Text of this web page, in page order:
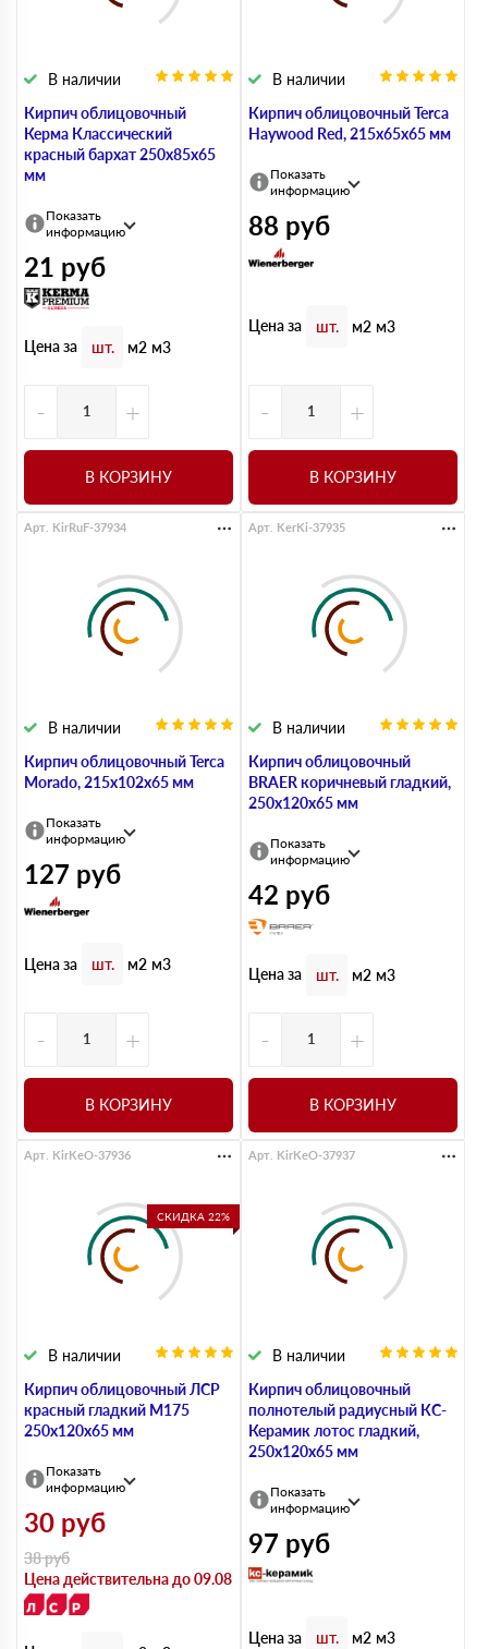
Кирпич облицовочный
Керма Классический
красный бархат 250х85х65
мм
В наличии
Показать
информацию
21 руб
Цена за шт. м2 м3
- +
В КОРЗИНУ
Кирпич облицовочный Terca
Haywood Red, 215х65х65 мм
В наличии
Показать
информацию
88 руб
Цена за шт. м2 м3
- +
В КОРЗИНУ
Кирпич облицовочный Terca
Morado, 215х102х65 мм
В наличии
Арт. KirRuF-37934
Показать
информацию
127 руб
Цена за шт. м2 м3
- +
В КОРЗИНУ
Кирпич облицовочный
BRAER коричневый гладкий,
250х120х65 мм
В наличии
Арт. KerKi-37935
Показать
информацию
42 руб
Цена за шт. м2 м3
- +
В КОРЗИНУ
СКИДКА 22%
Кирпич облицовочный ЛСР
красный гладкий М175
250х120х65 мм
В наличии
Арт. KirKeO-37936
Показать
информацию
30 руб
38руб
Цена действительна до 09.08
Кирпич облицовочный
полнотелый радиусный КС-
Керамик лотос гладкий,
250х120х65 мм
В наличии
Арт. KirKeO-37937
Показать
информацию
97 руб
Цена за шт. м2 м3